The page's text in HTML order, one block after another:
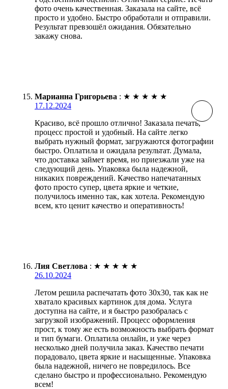
фото очень качественная. Заказала на сайте, всё
просто и удобно. Быстро обработали и отправили.
Результат превзошёл ожидания. Обязательно
закажу снова.
Марианна Григорьева : ★ ★ ★ ★ ★
17.12.2024
Красиво, всё прошло отлично! Заказала печать,
процесс простой и удобный. На сайте легко
выбрать нужный формат, загружаются фотографии
быстро. Оплатила и ожидала результат. Думала,
что доставка займет время, но приезжали уже на
следующий день. Упаковка была надежной,
никаких повреждений. Качество напечатанных
фото просто супер, цвета яркие и четкие,
получилось именно так, как хотела. Рекомендую
всем, кто ценит качество и оперативность!
Лия Светлова : ★ ★ ★ ★ ★
26.10.2024
Летом решила распечатать фото 30х30, так как не
хватало красивых картинок для дома. Услуга
доступна на сайте, и я быстро разобралась с
загрузкой изображений. Процесс оформления
прост, к тому же есть возможность выбрать формат
и тип бумаги. Оплатила онлайн, и уже через
несколько дней получила заказ. Качество печати
порадовало, цвета яркие и насыщенные. Упаковка
была надежной, ничего не повредилось. Все
сделано быстро и профессионально. Рекомендую
всем!